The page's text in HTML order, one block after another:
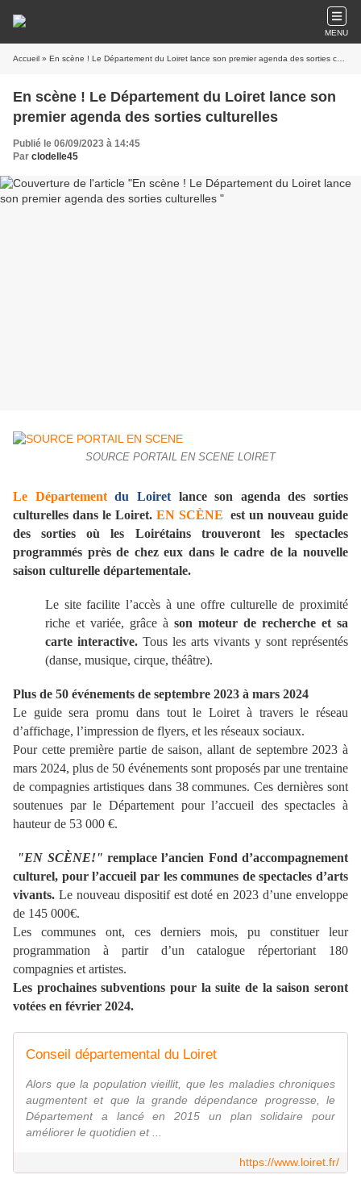
MENU
Accueil » En scène ! Le Département du Loiret lance son premier agenda des sorties culturelles
En scène ! Le Département du Loiret lance son
premier agenda des sorties culturelles
Publié le 06/09/2023 à 14:45
Par clodelle45
SOURCE PORTAIL EN SCENE LOIRET
Le Départementdu Loiretlance son agenda des sorties
culturelles dans le Loiret. EN SCÈNE est un nouveau guide
des sorties où les Loirétains trouveront les spectacles
programmés près de chez eux dans le cadre de la nouvelle
saison culturelle départementale.
Le site facilite l’accès à une offre culturelle de proximité
riche et variée, grâce à son moteur de recherche et sa
carte interactive. Tous les arts vivants y sont représentés
(danse, musique, cirque, théâtre).
Plus de 50 événements de septembre 2023 à mars 2024
Le guide sera promu dans tout le Loiret à travers le réseau
d’affichage, l’impression de flyers, et les réseaux sociaux.
Pour cette première partie de saison, allant de septembre 2023 à
mars 2024, plus de 50 événements sont proposés par une trentaine
de compagnies artistiques dans 38 communes. Ces dernières sont
soutenues par le Département pour l’accueil des spectacles à
hauteur de 53 000 €.
"EN SCÈNE!" remplace l’ancien Fond d’accompagnement
culturel, pour l’accueil par les communes de spectacles d’arts
vivants. Le nouveau dispositif est doté en 2023 d’une enveloppe
de 145 000€.
Les communes ont, ces derniers mois, pu constituer leur
programmation à partir d’un catalogue répertoriant 180
compagnies et artistes.
Les prochaines subventions pour la suite de la saison seront
votées en février 2024.
Conseil départemental du Loiret
Alors que la population vieillit, que les maladies chroniques
augmentent et que la grande dépendance progresse, le
Département a lancé en 2015 un plan solidaire pour
améliorer le quotidien et ...
https://www.loiret.fr/